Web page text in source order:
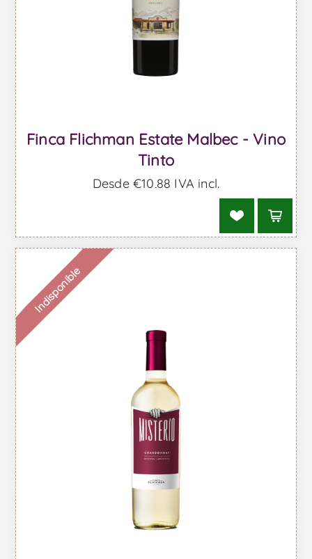
Finca Flichman Estate Malbec - Vino
Tinto
Desde €10,88 IVA incl.
Indisponible